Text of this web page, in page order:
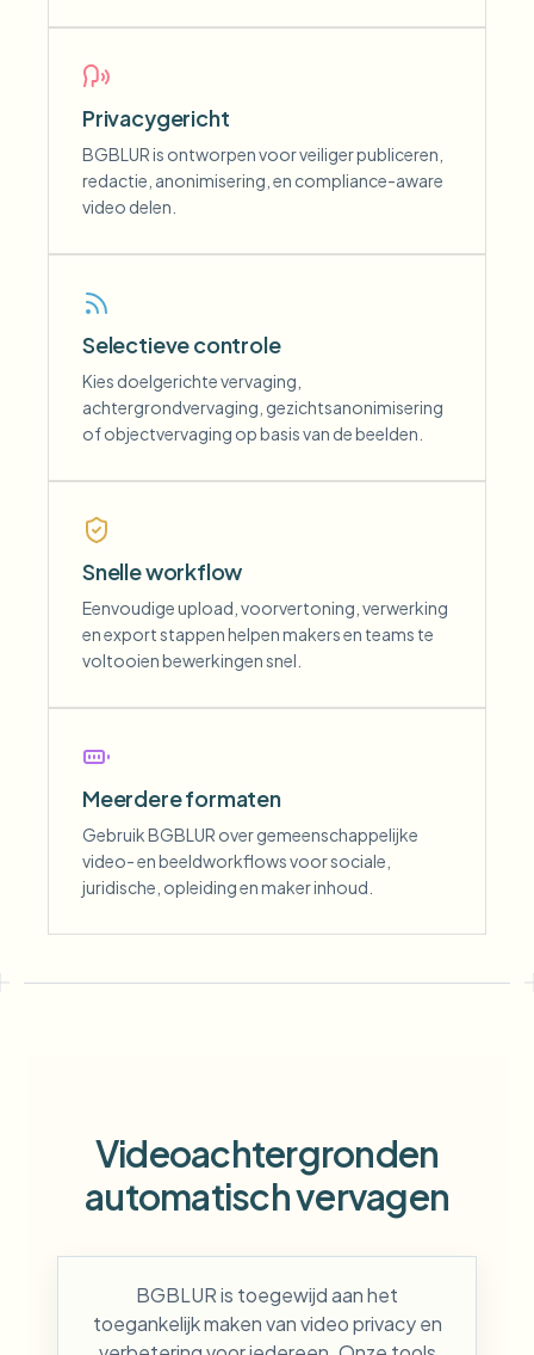
Privacygericht
BGBLUR is ontworpen voor veiliger publiceren,
redactie, anonimisering, en compliance-aware
video delen.
Selectieve controle
Kies doelgerichte vervaging,
achtergrondvervaging, gezichtsanonimisering
of objectvervaging op basis van de beelden.
Snelle workflow
Eenvoudige upload, voorvertoning, verwerking
en export stappen helpen makers en teams te
voltooien bewerkingen snel.
Meerdere formaten
Gebruik BGBLUR over gemeenschappelijke
video- en beeldworkflows voor sociale,
juridische, opleiding en maker inhoud.
Videoachtergronden
automatisch vervagen
BGBLUR is toegewijd aan het
toegankelijk maken van video privacy en